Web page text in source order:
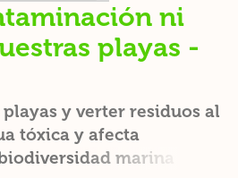
ni
playas -
y verter residuos al
tóxica y afecta
marina